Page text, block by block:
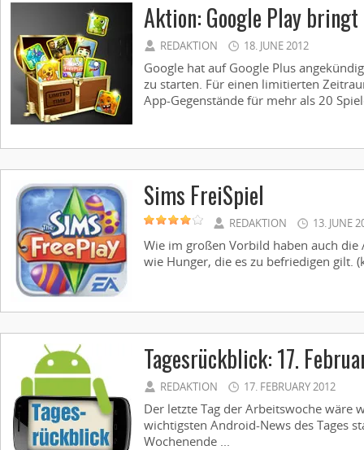
Aktion: Google Play
REDAKTION 18. JUNE 2012
Google hat auf Google Plus
zu starten. Für einen limitierten
App-Gegenstände für mehr als 20
Sims FreiSpiel
REDAKTION 13. JUNE
Wie im großen Vorbild haben auch
wie Hunger, die es zu befriedigen gilt.
Tagesrückblick: 17.
REDAKTION 17. FEBRUARY 2012
Der letzte Tag der Arbeitswoche wäre
wichtigsten Android-News des Tages
Wochenende ...